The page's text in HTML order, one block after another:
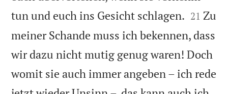
tun und euch ins Gesicht schlagen. 

21 Zu
meiner Schande muss ich bekennen, dass
wir dazu nicht mutig genug waren! Doch
womit sie auch immer angeben – ich rede